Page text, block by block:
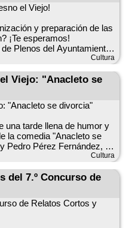
el Viejo!
y preparación de las
¡Te esperamos!
Plenos del Ayuntamiento
unas fiestas
municipio.
de Honor podrá
seguir haciendo crecer
Cultura
Viejo: "Anacleto se
"Anacleto se divorcia"
una tarde llena de humor y
la comedia "Anacleto se
Pedro Pérez Fernández, a
de Pozal de Gallinas.
Unidas.
disparatadas que
Cultura
del 7.º Concurso de
de Relatos Cortos y